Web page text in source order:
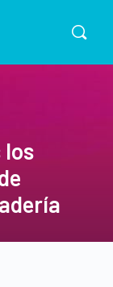
los